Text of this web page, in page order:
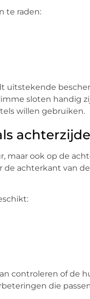
te raden:
uitstekende
sloten handig
willen gebruiken.
achterzijde
maar ook op de
de achterkant van
controleren of de
die